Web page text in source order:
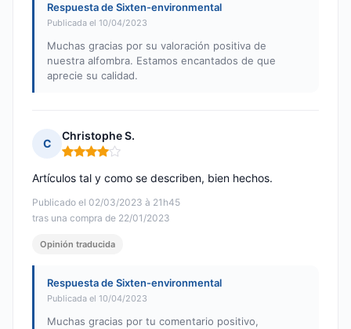
Respuesta de Sixten-environmental
Publicada el 10/04/2023
Muchas gracias por su valoración positiva de
nuestra alfombra. Estamos encantados de que
aprecie su calidad.
C
Christophe S.
Nota: 4 de 5
Publicado el 02/03/2023 à 21h45
tras una compra de 22/01/2023
Artículos tal y como se describen, bien hechos.
Opinión traducida
Respuesta de Sixten-environmental
Publicada el 10/04/2023
Muchas gracias por tu comentario positivo,